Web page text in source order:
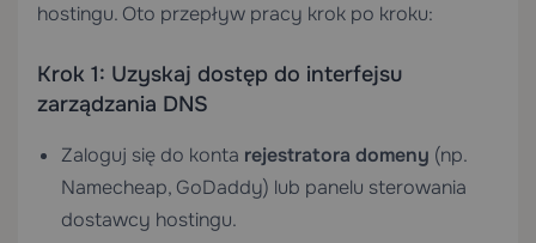
hostingu. Oto przepływ pracy krok po kroku:
Krok 1: Uzyskaj dostęp do interfejsu
zarządzania DNS
Zaloguj się do konta rejestratora domeny (np.
Namecheap, GoDaddy) lub panelu sterowania
dostawcy hostingu.